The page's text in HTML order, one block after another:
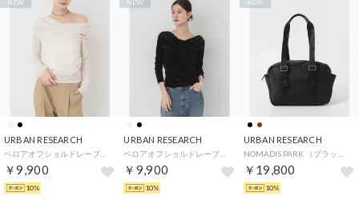
URBAN RESEARCH
￥9,900
NEW
10%
URBAN RESEARCH
￥9,900
NEW
10%
URBAN RESEARCH
￥19,800
NEW
10%